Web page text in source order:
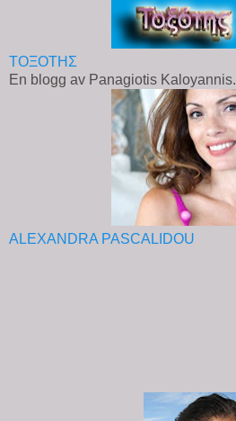
ΤΟΞΟΤΗΣ
En blogg av Panagiotis Kaloyannis.
ALEXANDRA PASCALIDOU